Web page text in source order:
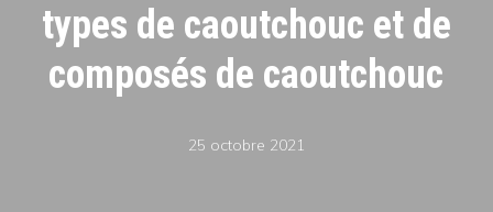
types de caoutchouc et de
composés de caoutchouc
25 octobre 2021